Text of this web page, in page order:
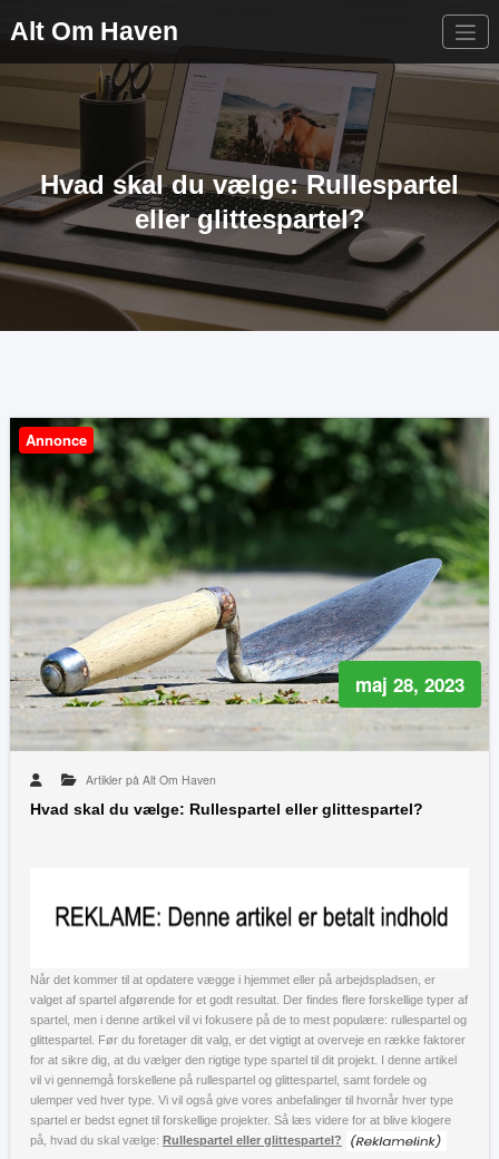
Alt Om Haven
Hvad skal du vælge: Rullespartel
eller glittespartel?
Annonce
maj 28, 2023
Artikler på Alt Om Haven
Hvad skal du vælge: Rullespartel eller glittespartel?
Når det kommer til at opdatere vægge i hjemmet eller på arbejdspladsen, er
valget af spartel afgørende for et godt resultat. Der findes flere forskellige typer af
spartel, men i denne artikel vil vi fokusere på de to mest populære: rullespartel og
glittespartel. Før du foretager dit valg, er det vigtigt at overveje en række faktorer
for at sikre dig, at du vælger den rigtige type spartel til dit projekt. I denne artikel
vil vi gennemgå forskellene på rullespartel og glittespartel, samt fordele og
ulemper ved hver type. Vi vil også give vores anbefalinger til hvornår hver type
spartel er bedst egnet til forskellige projekter. Så læs videre for at blive klogere
på, hvad du skal vælge: Rullespartel eller glittespartel?